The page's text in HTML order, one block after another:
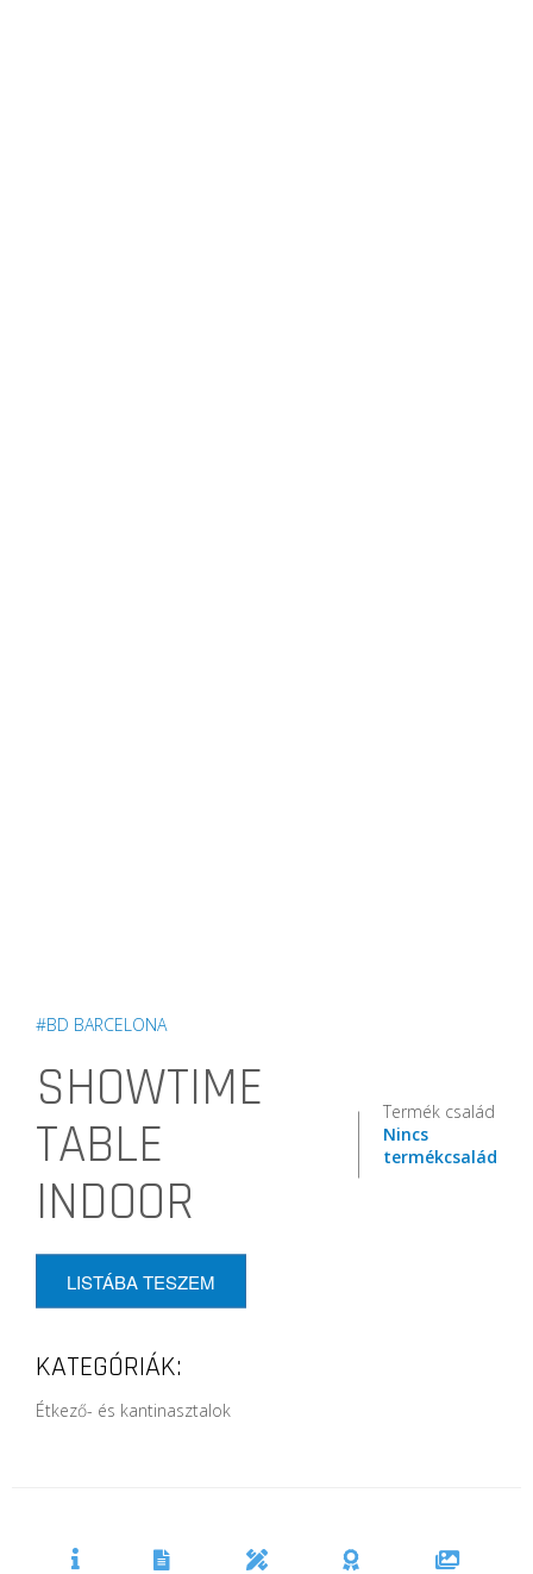
#BD BARCELONA
SHOWTIME
TABLE
INDOOR
Termék család
Nincs
termékcsalád
LISTÁBA TESZEM
KATEGÓRIÁK:
Étkező- és kantinasztalok